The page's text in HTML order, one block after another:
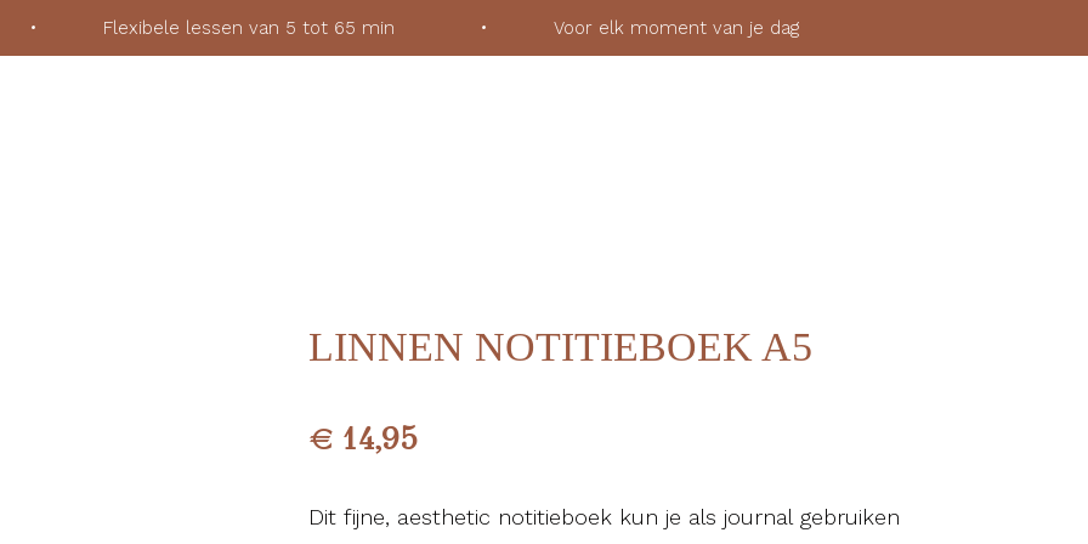
• Flexibele lessen van 5 tot 65 min • Voor elk moment van je dag
LINNEN NOTITIEBOEK A5
€14,95
Dit fijne, aesthetic notitieboek kun je als journal gebruiken